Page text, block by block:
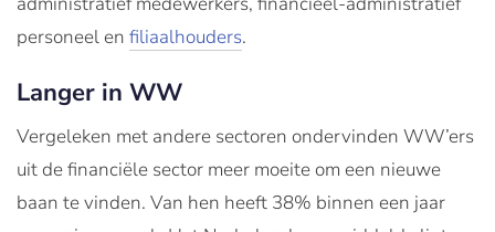
personeel en filiaalhouders.
Langer in WW
Vergeleken met andere sectoren ondervinden WW’ers
uit de financiële sector meer moeite om een nieuwe
baan te vinden. Van hen heeft 38% binnen een jaar